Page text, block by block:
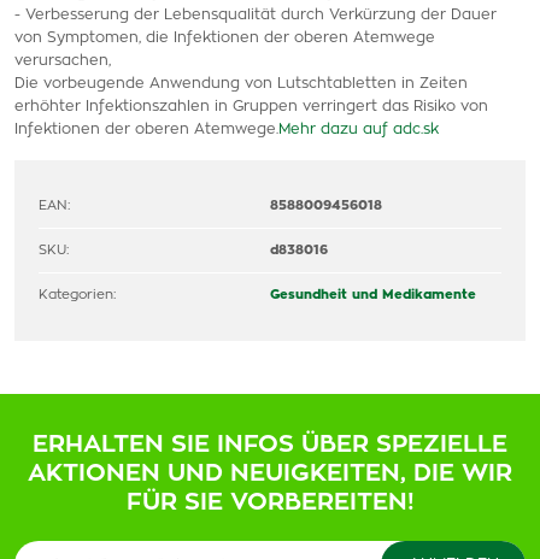
- Verbesserung der Lebensqualität durch Verkürzung der Dauer
von Symptomen, die Infektionen der oberen Atemwege
verursachen,
Die vorbeugende Anwendung von Lutschtabletten in Zeiten
erhöhter Infektionszahlen in Gruppen verringert das Risiko von
Infektionen der oberen Atemwege. Mehr dazu auf adc.sk
EAN: 8588009456018
SKU: d838016
Kategorien: Gesundheit und Medikamente
ERHALTEN SIE INFOS ÜBER SPEZIELLE
AKTIONEN UND NEUIGKEITEN, DIE WIR
FÜR SIE VORBEREITEN!